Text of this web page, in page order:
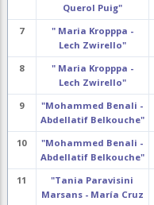
Querol Puig"
7
" Maria Kropppa -
Lech Zwirello"
8
" Maria Kropppa -
Lech Zwirello"
9
"Mohammed Benali -
Abdellatif Belkouche"
10
"Mohammed Benali -
Abdellatif Belkouche"
11
"Tania Paravisini
Marsans - María Cruz